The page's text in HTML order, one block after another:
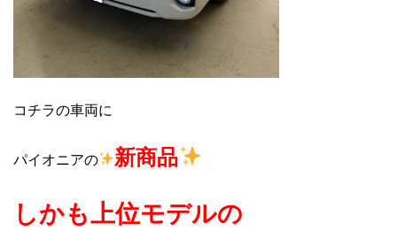
コチラの車両に
パイオニアの 新商品
しかも上位モデルの